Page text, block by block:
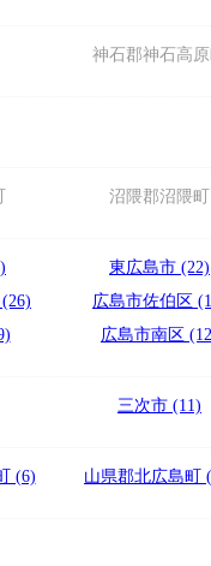
神石郡神石高
沼隈郡沼隈町
東広島市 (22)
広島市佐伯区
広島市南区
三次市 (11)
(6) 山県郡北広島町